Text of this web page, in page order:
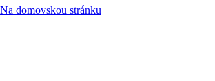
Na domovskou stránku